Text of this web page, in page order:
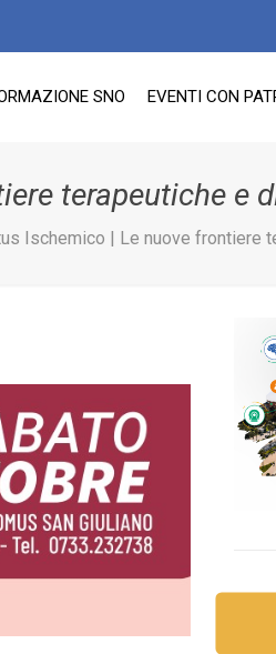
SNO EVENTI CON
terapeutiche e
Ischemico | Le nuove frontiere